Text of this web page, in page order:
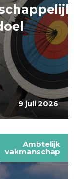
9 juli 2026
Ambtelijk
vakmanschap